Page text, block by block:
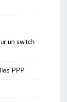
un switch
PPP